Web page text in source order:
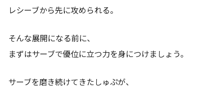
レシーブから先に攻められる。
そんな展開になる前に、
まずはサーブで優位に立つ力を身につけましょう。
サーブを磨き続けてきたしゅぷが、